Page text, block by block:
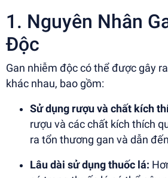
1. Nguyên Nhân
Độc
Gan nhiễm độc có thể được gây
khác nhau, bao gồm:
Sử dụng rượu và chất kích
rượu và các chất kích thích
ra tổn thương gan và dẫn
Lâu dài sử dụng thuốc lá: